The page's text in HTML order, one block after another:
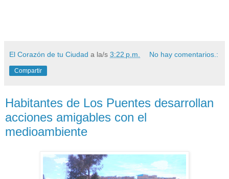
El Corazón de tu Ciudad a la/s 3:22 p.m. No hay comentarios.:
Compartir
Habitantes de Los Puentes desarrollan
acciones amigables con el
medioambiente